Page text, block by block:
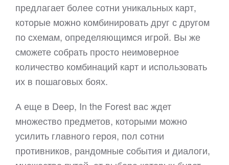
предлагает более сотни уникальных карт,
которые можно комбинировать друг с другом
по схемам, определяющимся игрой. Вы же
сможете собрать просто неимоверное
количество комбинаций карт и использовать
их в пошаговых боях.
А еще в Deep, In the Forest вас ждет
множество предметов, которыми можно
усилить главного героя, пол сотни
противников, рандомные события и диалоги,